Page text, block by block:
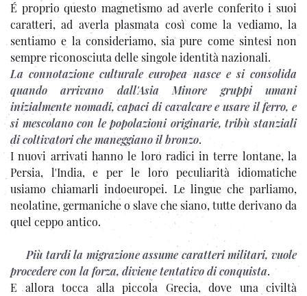
É proprio questo magnetismo ad averle conferito i suoi
caratteri, ad averla plasmata così come la vediamo, la
sentiamo e la consideriamo, sia pure come sintesi non
sempre riconosciuta delle singole identità nazionali.
La connotazione culturale europea nasce e si consolida
quando arrivano dall'Asia Minore gruppi umani
inizialmente nomadi, capaci di cavalcare e usare il ferro, e
si mescolano con le popolazioni originarie, tribù stanziali
di coltivatori che maneggiano il bronzo.
I nuovi arrivati hanno le loro radici in terre lontane, la
Persia, l'India, e per le loro peculiarità idiomatiche
usiamo chiamarli indoeuropei. Le lingue che parliamo,
neolatine, germaniche o slave che siano, tutte derivano da
quel ceppo antico.
Più tardi la migrazione assume caratteri militari, vuole
procedere con la forza, diviene tentativo di conquista.
E allora tocca alla piccola Grecia, dove una civiltà